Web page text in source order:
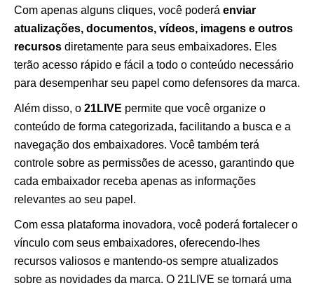
Com apenas alguns cliques, você poderá enviar
atualizações, documentos, vídeos, imagens e outros
recursos diretamente para seus embaixadores. Eles
terão acesso rápido e fácil a todo o conteúdo necessário
para desempenhar seu papel como defensores da marca.
Além disso, o 21LIVE permite que você organize o
conteúdo de forma categorizada, facilitando a busca e a
navegação dos embaixadores. Você também terá
controle sobre as permissões de acesso, garantindo que
cada embaixador receba apenas as informações
relevantes ao seu papel.
Com essa plataforma inovadora, você poderá fortalecer o
vínculo com seus embaixadores, oferecendo-lhes
recursos valiosos e mantendo-os sempre atualizados
sobre as novidades da marca. O 21LIVE se tornará uma